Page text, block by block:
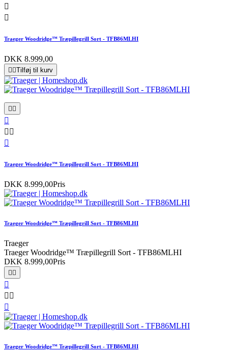


Traeger Woodridge™ Træpillegrill Sort - TFB86MLHI
DKK 8.999,00
Tilføj til kurv


 

Traeger Woodridge™ Træpillegrill Sort - TFB86MLHI
DKK 8.999,00Pris
Traeger Woodridge™ Træpillegrill Sort - TFB86MLHI
Traeger
Traeger Woodridge™ Træpillegrill Sort - TFB86MLHI
DKK 8.999,00Pris


 

Traeger Woodridge™ Træpillegrill Sort - TFB86MLHI